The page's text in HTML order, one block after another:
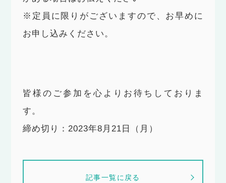
※定員に限りがございますので、お早めに
お申し込みください。
皆様のご参加を心よりお待ちしておりま
す。
締め切り：2023年8月21日（月）
記事一覧に戻る